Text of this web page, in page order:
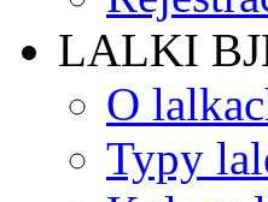
LALKI
O
Typy